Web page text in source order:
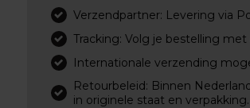
Verzendpartner: Levering via
Tracking: Volg je bestelling
Internationale verzending
Retourbeleid: Binnen
in originele staat en verpakking.